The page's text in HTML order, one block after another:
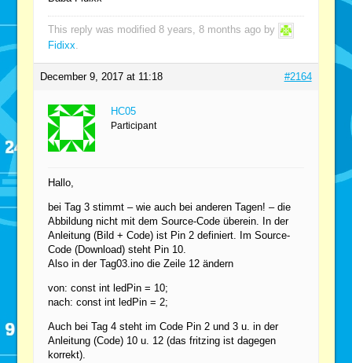
This reply was modified 8 years, 8 months ago by
Fidixx
December 9, 2017 at 11:18 #2164
HC05
Participant
Hallo,
bei Tag 3 stimmt – wie auch bei anderen Tagen! – die
Abbildung nicht mit dem Source-Code überein. In der
Anleitung (Bild + Code) ist Pin 2 definiert. Im Source-
Code (Download) steht Pin 10.
Also in der Tag03.ino die Zeile 12 ändern
von: const int ledPin = 10;
nach: const int ledPin = 2;
Auch bei Tag 4 steht im Code Pin 2 und 3 u. in der
Anleitung (Code) 10 u. 12 (das fritzing ist dagegen
korrekt).